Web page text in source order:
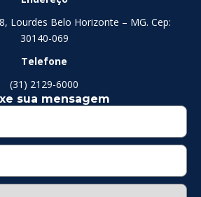
Lourdes Belo Horizonte – MG. Cep:
30140-069
Telefone
(31) 2129-6000
sua mensagem